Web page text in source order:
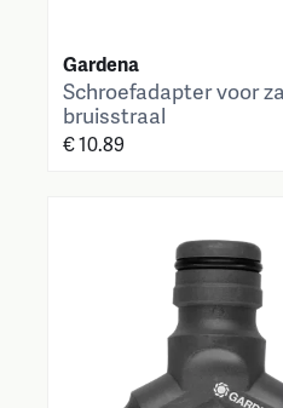
Gardena
Schroefadapter voor
bruisstraal
€ 10.89